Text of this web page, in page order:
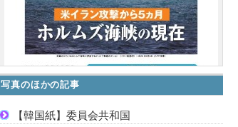
写真のほかの記事
【韓国紙】委員会共和国